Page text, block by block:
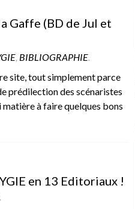
Gaffe (BD de Jul et
, BIBLIOGRAPHIE.
site, tout simplement parce
prédilection des scénaristes
matière à faire quelques bons
en 13 Editoriaux !
.